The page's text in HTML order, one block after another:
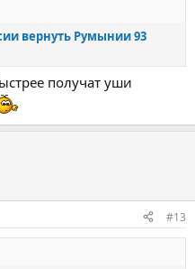
вернуть Румынии 93
получат уши
#13